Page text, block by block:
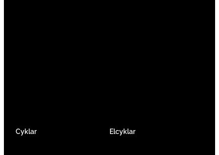
Cyklar Elcyklar